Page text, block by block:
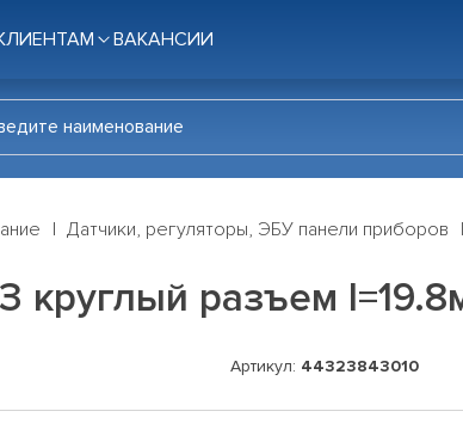
ВАКАНСИИ
Датчики, регуляторы, ЭБУ панели приборов
круглый разъем
Артикул: 44323843010